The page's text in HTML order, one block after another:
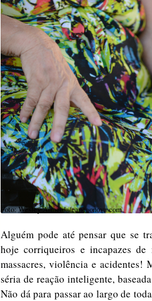
Foto: Wesley Almeida/cancaonova.com
Alguém pode até pensar que se
hoje corriqueiros e incapazes
massacres, violência e acidentes!
séria de reação inteligente,
Não dá para passar ao largo de